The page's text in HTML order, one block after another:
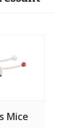
Mice